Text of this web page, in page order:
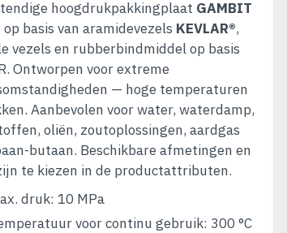
hoogdrukpakkingplaat GAMBIT
op basis van aramidevezels KEVLAR®,
vezels en rubberbindmiddel op basis
Ontworpen voor extreme
— hoge temperaturen
Aanbevolen voor water, waterdamp,
oliën, zoutoplossingen, aardgas
butaan. Beschikbare afmetingen en
te kiezen in de productattributen.
druk: 10 MPa
voor continu gebruik: 300 °C